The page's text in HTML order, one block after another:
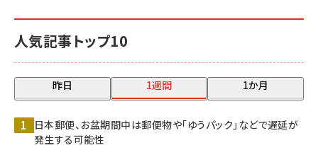
人気記事トップ10
昨日 1週間 1か月
日本郵便、お盆期間中は郵便物や「ゆうパック」などで遅延が
発生する可能性